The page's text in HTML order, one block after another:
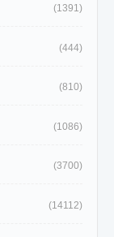
(1391)
(444)
(810)
(1086)
(3700)
(14112)